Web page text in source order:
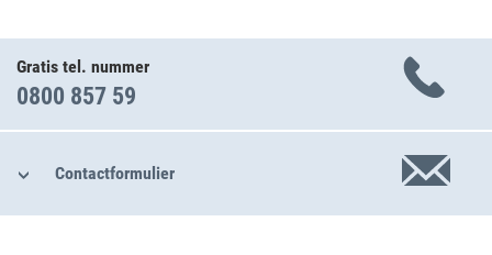
Gratis tel. nummer
0800 857 59
Contactformulier